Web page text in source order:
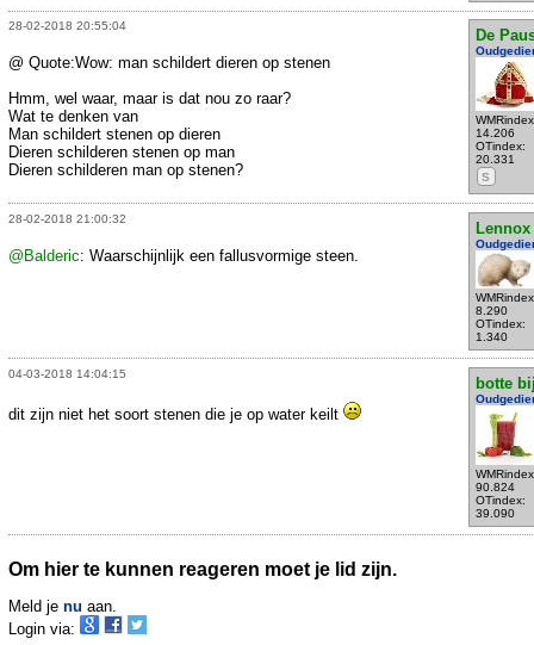
28-02-2018 20:55:04
De
14.206
OTindex:
20.331
S
@ Quote:Wow: man schildert dieren op stenen
Hmm, wel waar, maar is dat nou zo raar?
Wat te denken van
Man schildert stenen op dieren
Dieren schilderen stenen op man
Dieren schilderen man op stenen?
28-02-2018 21:00:32
Lennox
8.290
OTindex:
1.340
@Balderic: Waarschijnlijk een fallusvormige steen.
04-03-2018 14:04:15
botte
90.824
OTindex:
39.090
dit zijn niet het soort stenen die je op water keilt
Om hier te kunnen reageren moet je lid zijn.
Meld je nu aan.
Login via: